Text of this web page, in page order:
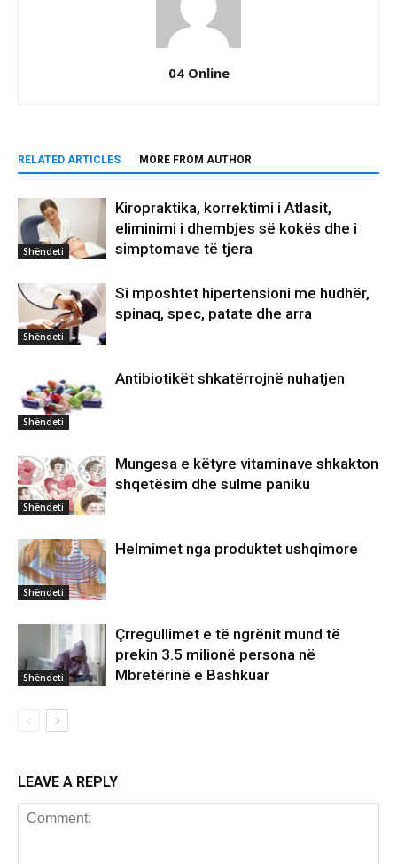
04 Online
RELATED ARTICLES MORE FROM AUTHOR
Shëndeti
Kiropraktika, korrektimi i Atlasit,
eliminimi i dhembjes së kokës dhe i
simptomave të tjera
Shëndeti
Si mposhtet hipertensioni me hudhër,
spinaq, spec, patate dhe arra
Shëndeti
Antibiotikët shkatërrojnë nuhatjen
Shëndeti
Mungesa e këtyre vitaminave shkakton
shqetësim dhe sulme paniku
Shëndeti
Helmimet nga produktet ushqimore
Shëndeti
Çrregullimet e të ngrënit mund të
prekin 3.5 milionë persona në
Mbretërinë e Bashkuar
LEAVE A REPLY